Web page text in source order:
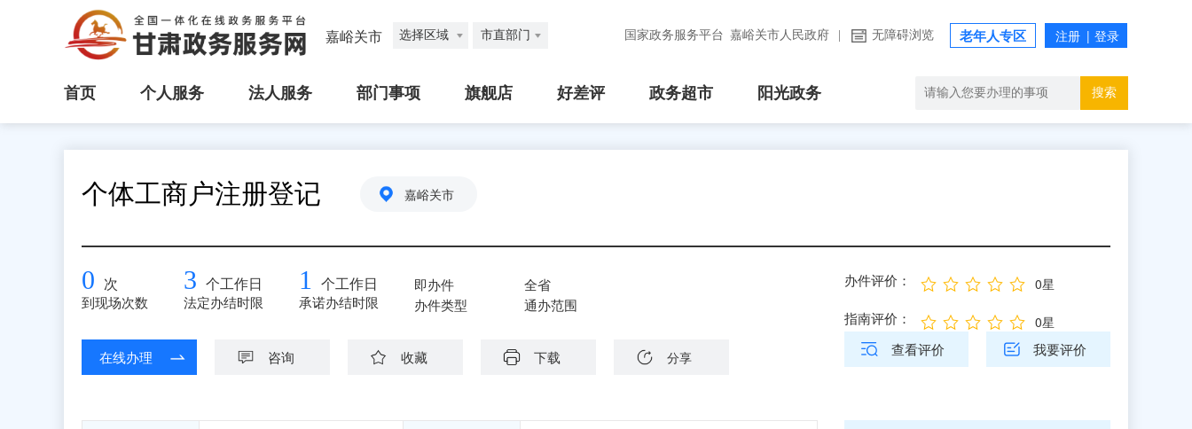
嘉峪关市 选择区域 市直部门 国家政务服务平台 嘉峪关市人民政府 无障碍浏览 老年人专区
首页 个人服务 法人服务 部门事项 旗舰店 好差评 政务超市 阳光政务 搜索
个体工商户注册登记 嘉峪关市
0 次
到现场次数
3 个工作日
法定办结时限
1 个工作日
承诺办结时限
即办件
办件类型
全省
通办范围
在线办理 咨询 收藏 下载 分享
办件评价： 0星
指南评价： 0星
查看评价 我要评价